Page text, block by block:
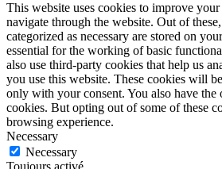
This website uses cookies to improve
navigate through the website. Out of
categorized as necessary are stored on
essential for the working of basic
also use third-party cookies that help us
you use this website. These cookies will
only with your consent. You also have the
cookies. But opting out of some of these
browsing experience.
Necessary
Necessary
Toujours activé